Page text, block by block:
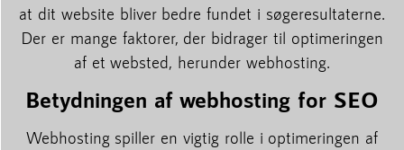
at dit website bliver bedre fundet i søgeresultaterne.
Der er mange faktorer, der bidrager til optimeringen
af et websted, herunder webhosting.
Betydningen af webhosting for SEO
Webhosting spiller en vigtig rolle i optimeringen af